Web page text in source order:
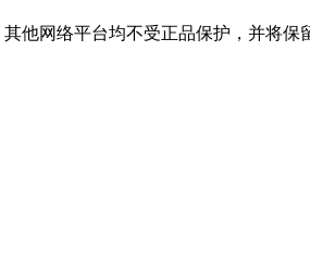
他网络平台均不受正品保护，并将保